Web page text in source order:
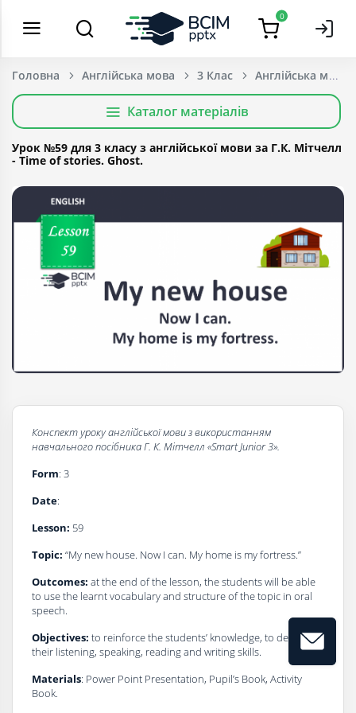
0
Головна Англійська мова 3 Клас
Каталог матеріалів
Урок №59 для 3 класу з англійської мови за Г.К. Мітчелл
- Time of stories. Ghost.
Конспект урокуaнглійської мови з використанням
навчального посібникаГ. К. Мітчелл «Smart Junior 3».
Form: 3
Date:
Lesson: 59
Topic: “My new house. Now I can. My home is my fortress.”
Outcomes: at the end of the lesson, the students will be able
to use the learnt vocabulary and structure of the topic in oral
speech.
Objectives: to reinforce the students’ knowledge, to develop
their listening, speaking, reading and writing skills.
Materials: Power Point Presentation, Pupil’s Book, Activity
Book.